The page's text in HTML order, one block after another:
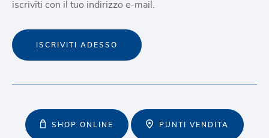
iscriviti con il tuo indirizzo e-mail.
ISCRIVITI ADESSO
SHOP ONLINE PUNTI VENDITA